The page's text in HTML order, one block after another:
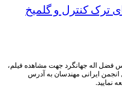
: مهندس فضل اله جهانگرد جهت مشاهده فیلم،
ایرانی مهندسان به آدرس